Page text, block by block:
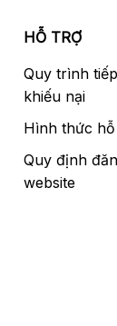
HỖ TRỢ
Quy trình
khiếu nại
Hình thức
Quy định
website